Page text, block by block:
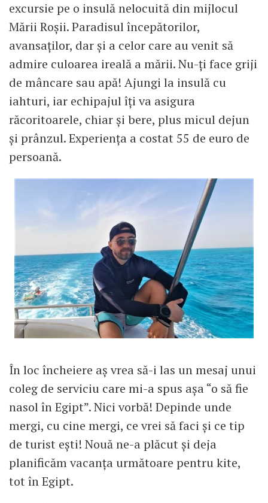
excursie pe o insulă nelocuită din mijlocul
Mării Roșii. Paradisul începătorilor,
avansaților, dar și a celor care au venit să
admire culoarea ireală a mării. Nu-ți face griji
de mâncare sau apă! Ajungi la insulă cu
iahturi, iar echipajul îți va asigura
răcoritoarele, chiar și bere, plus micul dejun
și prânzul. Experiența a costat 55 de euro de
persoană.
În loc încheiere aș vrea să-i las un mesaj unui
coleg de serviciu care mi-a spus așa “o să fie
nasol în Egipt”. Nici vorbă! Depinde unde
mergi, cu cine mergi, ce vrei să faci și ce tip
de turist ești! Nouă ne-a plăcut și deja
planificăm vacanța următoare pentru kite,
tot în Egipt.